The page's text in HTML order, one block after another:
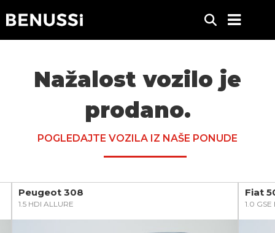
Nažalost vozilo je
prodano.
POGLEDAJTE VOZILA IZ NAŠE PONUDE
Peugeot 308
1.5 HDI ALLURE
Fiat
1.0